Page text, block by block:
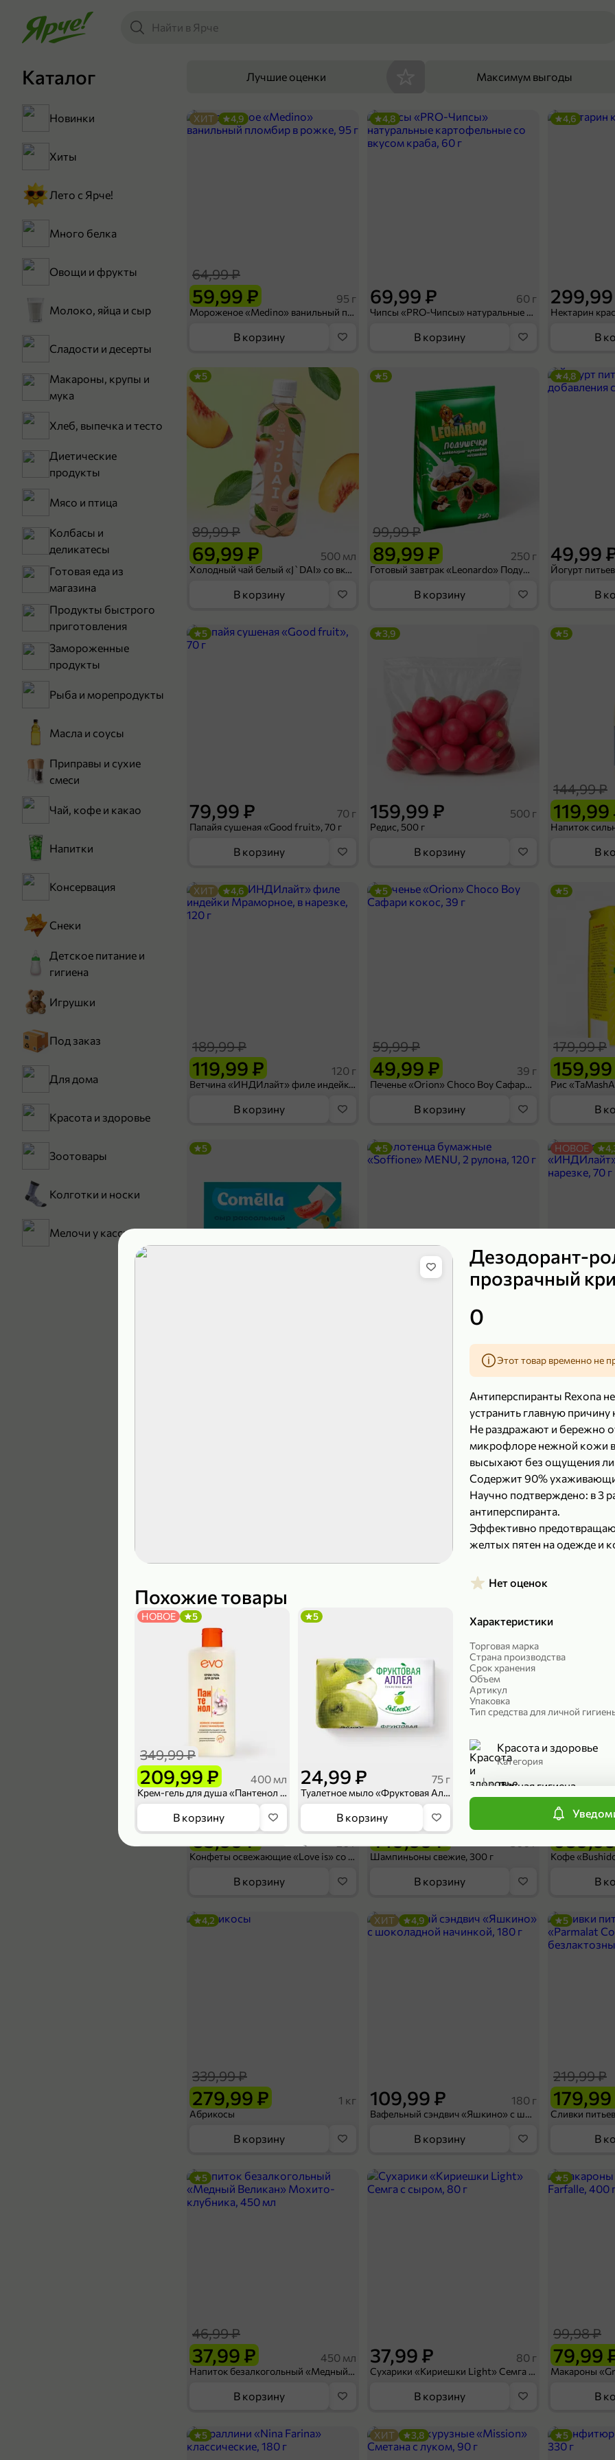
Похожие товары
209,99 ₽
349,99 ₽
400 мл
Крем-гель для душа «Пантенол EVO», 400 мл
НОВОЕ 5
В корзину
24,99 ₽ 75 г
Туалетное мыло «Фруктовая Аллея» Яблоко, 75 г
5
В корзину
Дезодорант-
прозрачный
0
Этот товар временно не
Антиперспиранты Rexona
устранить главную причину
Не раздражают и бережно
микрофлоре нежной кожи
высыхают без ощущения
Содержит 90%
Научно подтверждено: в 3
антиперспиранта.
Эффективно
желтых пятен на одежде и
Нет оценок
Характеристики
Торговая марка
Страна производства
Срок хранения
Объем
Артикул
Упаковка
Тип средства для личной
Красота и здоровье
Категория
Личная гигиена
Подкатегория
Каталог
Новинки
Хиты
Лето с Ярче!
Много белка
Овощи и фрукты
Молоко, яйца и сыр
Сладости и десерты
Макароны, крупы и
мука
Хлеб, выпечка и тесто
Диетические
продукты
Мясо и птица
Колбасы и
деликатесы
Готовая еда из
магазина
Продукты быстрого
приготовления
Замороженные
продукты
Рыба и морепродукты
Масла и соусы
Приправы и сухие
смеси
Чай, кофе и какао
Напитки
Консервация
Снеки
Детское питание и
гигиена
Игрушки
Под заказ
Для дома
Красота и здоровье
Зоотовары
Колготки и носки
Мелочи у кассы
Лучшие оценки Максимум выгоды
59,99 ₽
64,99 ₽
95 г
Мороженое «Medino» ванильный пломбир в рожке, 95 г
ХИТ 4,9
В корзину
69,99 ₽ 60 г
Чипсы «PRO-Чипсы» натуральные картофельные со вкусом краба, 60 г
4,8
В корзину
Нектарин
4,6
В
69,99 ₽
89,99 ₽
500 мл
Холодный чай белый «J`DAI» со вкусом белого персика, 500 мл
5
В корзину
89,99 ₽
99,99 ₽
250 г
Готовый завтрак «Leonardo» Подушечки с шоколадно-ореховой начинкой, 250 г
5
В корзину
49,99
4,8
В
79,99 ₽ 70 г
Папайя сушеная «Good fruit», 70 г
5
В корзину
159,99 ₽ 500 г
Редис, 500 г
3,9
В корзину
119,99
144,99 ₽
5
В
119,99 ₽
189,99 ₽
120 г
Ветчина «ИНДИлайт» филе индейки Мраморное, в нарезке, 120 г
ХИТ 4,6
В корзину
49,99 ₽
59,99 ₽
39 г
Печенье «Orion» Choco Boy Сафари кокос, 39 г
5
В корзину
179,99 ₽
5
В
5
Полотенца бумажные «Soffione» MENU, 2 рулона, 120 г
5 НОВОЕ
В
119,99 ₽ 189,99 ₽
150 г
83,99 ₽
104,99 ₽
Конфеты освежающие «Love is» со вкусом морской соли и маракуйи, 20 г
5
В корзину
149,99 ₽
169,99 ₽
Шампиньоны свежие, 300 г
В корзину
839,99 ₽
В
279,99 ₽
339,99 ₽
1 кг
Абрикосы
4,2
В корзину
109,99 ₽ 180 г
Вафельный сэндвич «Яшкино» с шоколадной начинкой, 180 г
ХИТ 4,9
В корзину
219,99 ₽
5
В
37,99 ₽
46,99 ₽
450 мл
Напиток безалкогольный «Медный Великан» Мохито-клубника, 450 мл
5
В корзину
37,99 ₽ 80 г
Сухарики «Кириешки Light» Семга с сыром, 80 г
В корзину
79,99
99,98 ₽
5
В
5 ХИТ 3,8 5